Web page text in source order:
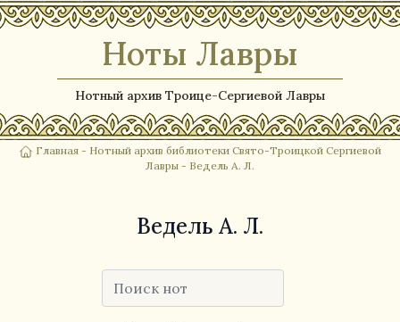
Ноты Лавры
Нотный архив Троице-Сергиевой Лавры
Главная - Нотный архив библиотеки Свято-Троицкой Сергиевой
Лавры - Ведель А. Л.
Ведель А. Л.